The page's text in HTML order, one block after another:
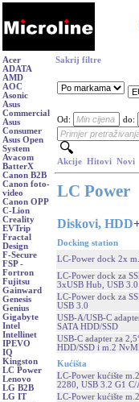
Acer
ADATA
AMD
AOC
Asonic
Asus
Commercial
Asus
Consumer
Asus Open
System
Avacom
BatterX
Canon B2B
Canon foto-
video
Canon OPP
C-Lion
Creality
EVTrip
Fractal
Design
F-Secure
FSP -
Fortron
Fujitsu
Gainward
Genesis
Genius
Gigabyte
Intel
Intellinet
IPEVO
IQ
Kingston
LC Power
Lenovo
LG B2B
LG IT
Sakrij filtre
Od: do:
Akcije Hitovi Novi
LC Power
Diskovi, HDD
Docking station
LC-Power dock 2x
LC-Power dock za
3xUSB Hub, USB 3.0
LC-Power dock za
USB 3.0
USB-A/USB-C
SATA HDD/SSD
USB-C adapter za
HDD/SSD i m.2
Kućišta
LC-Power kućište
2280, USB 3.2 G1 C/
LC-Power kućište